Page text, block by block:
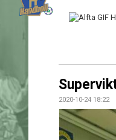
2020-10-24 18:22